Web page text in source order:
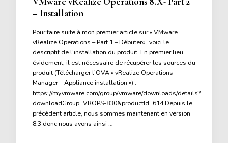
– Installation
Pour faire suite à mon premier article sur « VMware
vRealize Operations – Part 1 – Débuter« , voici le
descriptif de l’installation du produit. En premier lieu
évidement, il est nécessaire de récupérer les sources du
produit (Télécharger l’OVA « vRealize Operations
Manager – Appliance installation ») :
https://my.vmware.com/group/vmware/downloads/details?
downloadGroup=VROPS-830&productId=614 Depuis le
précédent article, nous sommes maintenant en version
8.3 donc nous avons ainsi …